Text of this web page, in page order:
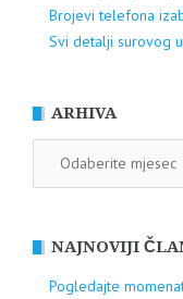
Brojevi telefona
Svi detalji surovog
ARHIVA
NAJNOVIJI
Pogledajte